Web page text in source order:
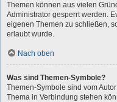
Themen können aus vielen
Administrator gesperrt werden.
eigenen Themen zu schließen,
erlaubt wurde.
Nach oben
Was sind Themen-Symbole?
Themen-Symbole sind vom
Thema in Verbindung stehen